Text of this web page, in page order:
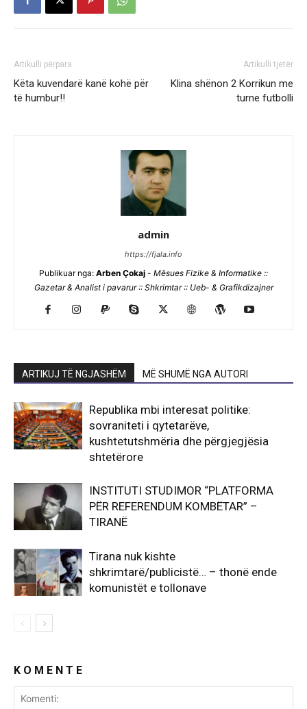
Artikulli përpara
Këta kuvendarë kanë kohë për
të humbur!!
Artikulli tjetër
Klina shënon 2 Korrikun me
turne futbolli
admin
https://fjala.info
Publikuar nga: Arben Çokaj - Mësues Fizike & Informatike ::
Gazetar & Analist i pavarur :: Shkrimtar :: Ueb- & Grafikdizajner
ARTIKUJ TË NGJASHËM MË SHUMË NGA AUTORI
Republika mbi interesat politike:
sovraniteti i qytetarëve,
kushtetutshmëria dhe përgjegjësia
shtetërore
INSTITUTI STUDIMOR “PLATFORMA
PËR REFERENDUM KOMBËTAR” –
TIRANË
Tirana nuk kishte
shkrimtarë/publicistë… – thonë ende
komunistët e tollonave
K O M E N T E